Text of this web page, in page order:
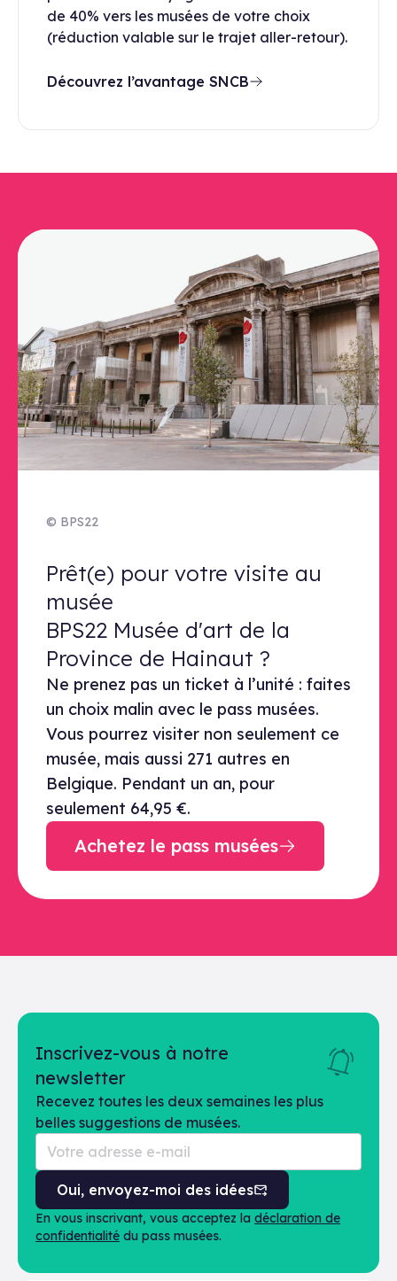
de 40% vers les musées de votre choix
(réduction valable sur le trajet aller-retour).
Découvrez l’avantage SNCB
© BPS22
Prêt(e) pour votre visite au
Prêt(e) pour votre visite au
musée
BPS22 Musée d'art de la
Province de Hainaut ?
Ne prenez pas un ticket à l’unité : faites
un choix malin avec le pass musées.
Vous pourrez visiter non seulement ce
musée, mais aussi 271 autres en
Belgique. Pendant un an, pour
seulement 64,95 €.
Achetez le pass musées
Inscrivez-vous à notre
newsletter
Recevez toutes les deux semaines les plus
belles suggestions de musées.
Oui, envoyez-moi des idées
En vous inscrivant, vous acceptez la déclaration de
confidentialité du pass musées.